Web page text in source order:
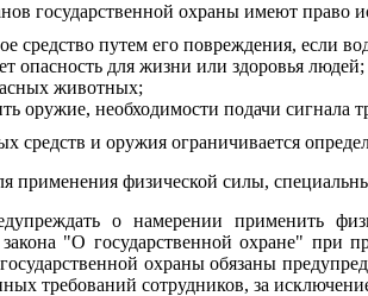
государственной охраны имеют право
средство путем его повреждения, если
опасность для жизни или здоровья людей;
животных;
оружие, необходимости подачи сигнала
средств и оружия ограничивается
применения физической силы,
о намерении применить
"О государственной охране" при
охраны обязаны
требований сотрудников, за